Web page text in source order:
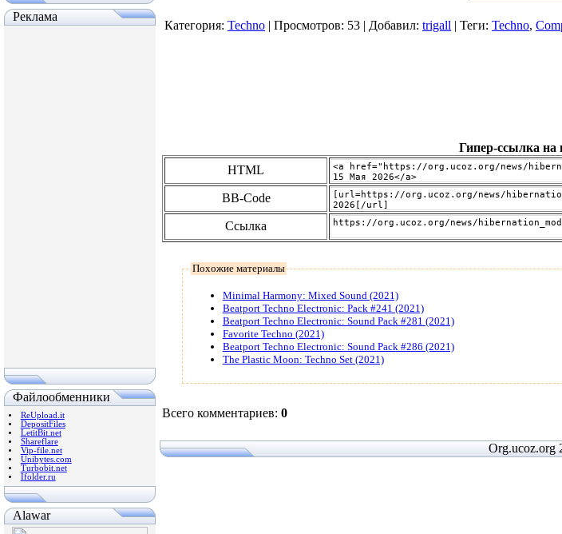
Реклама
Файлообменники
ReUpload.it
DepositFiles
LetitBit.net
Shareflare
Vip-file.net
Unibytes.com
Turbobit.net
Ifolder.ru
Alawar
Категория: Techno | Просмотров: 53 | Добавил: trigall | Теги: Techno,
Гипер-ссылка на
HTML
BB-Code
Ссылка
Похожие материалы
Minimal Harmony: Mixed Sound (2021)
Beatport Techno Electronic: Pack #241 (2021)
Beatport Techno Electronic: Sound Pack #281 (2021)
Favorite Techno (2021)
Beatport Techno Electronic: Sound Pack #286 (2021)
The Plastic Moon: Techno Set (2021)
Всего комментариев: 0
Org.ucoz.org